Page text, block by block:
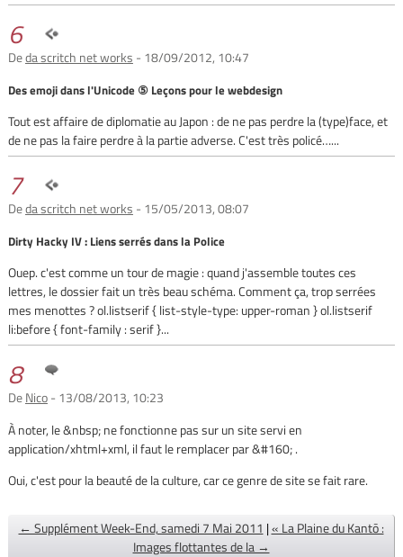
6
Deda scritch net works - 18/09/2012, 10:47
Des emoji dans l'Unicode ⑤ Leçons pour le webdesign
Tout est affaire de diplomatie au Japon : de ne pas perdre la (type)face, et
de ne pas la faire perdre à la partie adverse. C'est très policé…...
7
Deda scritch net works - 15/05/2013, 08:07
Dirty Hacky IV : Liens serrés dans la Police
Ouep. c'est comme un tour de magie : quand j'assemble toutes ces
lettres, le dossier fait un très beau schéma. Comment ça, trop serrées
mes menottes ? ol.listserif { list-style-type: upper-roman } ol.listserif
li:before { font-family : serif }...
8
DeNico- 13/08/2013, 10:23
À noter, le &nbsp; ne fonctionne pas sur un site servi en
application/xhtml+xml, il faut le remplacer par &#160; .
Oui, c'est pour la beauté de la culture, car ce genre de site se fait rare.
← Supplément Week-End, samedi 7 Mai 2011 |« La Plaine du Kantō :
Images flottantes de la →